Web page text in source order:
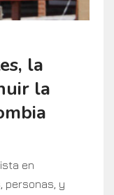
la
la
en
personas, y